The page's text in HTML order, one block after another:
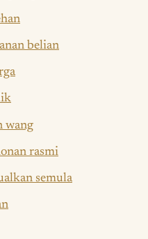
belian
wang
rasmi
semula